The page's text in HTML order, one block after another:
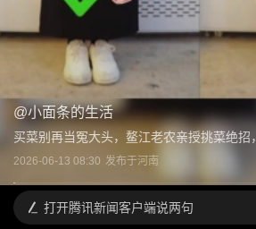
@小面条的生活
买菜别再当冤大头，鳌江老农亲授挑菜绝招
2026-06-13 08:30 发布于河南
打开腾讯新闻客户端说两句